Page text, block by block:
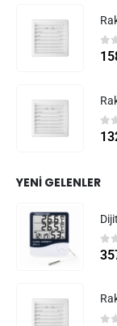
0
05
YENI GELENLER
0